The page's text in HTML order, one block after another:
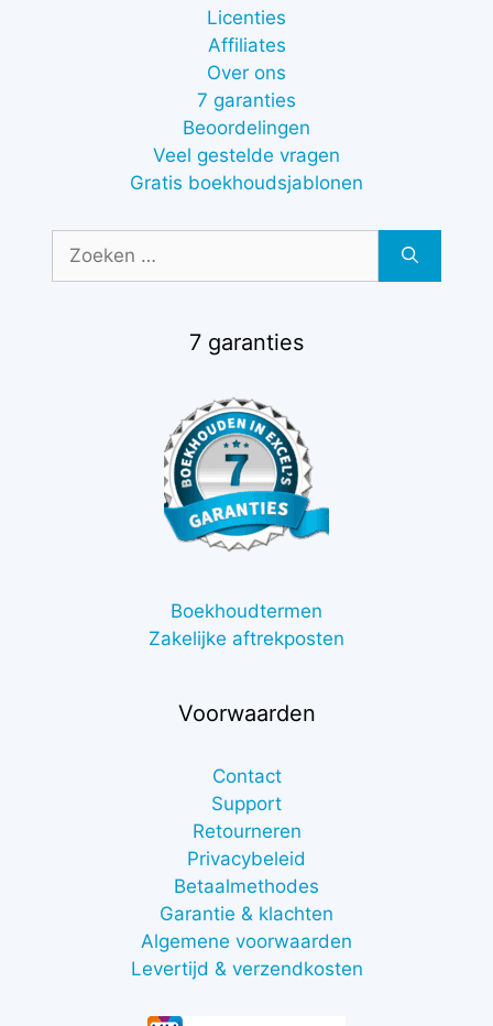
Licenties
Affiliates
Over ons
7 garanties
Beoordelingen
Veel gestelde vragen
Gratis boekhoudsjablonen
naar:
7 garanties
Boekhoudtermen
Zakelijke aftrekposten
Voorwaarden
Contact
Support
Retourneren
Privacybeleid
Betaalmethodes
Garantie & klachten
Algemene voorwaarden
Levertijd & verzendkosten